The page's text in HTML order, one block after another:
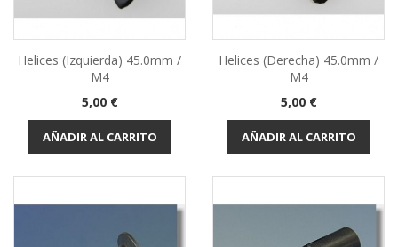
Helices (izquierda) 45.0mm /
M4
Precio
5,00 €
AÑADIR AL CARRITO
Helices (derecha) 45.0mm /
M4
Precio
5,00 €
AÑADIR AL CARRITO